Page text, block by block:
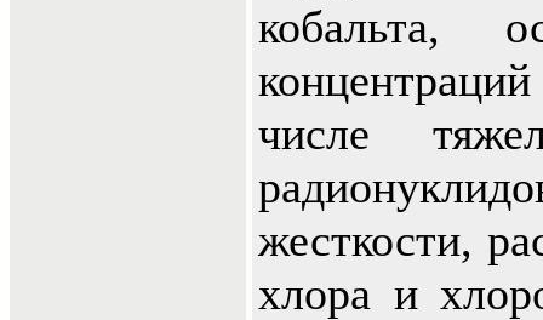
кобальта,
числе
жесткости,
хлора и